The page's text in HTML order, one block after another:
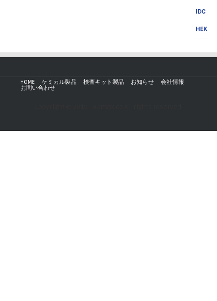
IDC
HEK
HOME ケミカル製品 検査キット製品 お知らせ
会社情報
お問い合わせ